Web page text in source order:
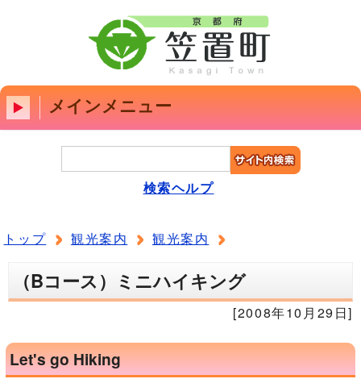
メインメニュー
検索ヘルプ
トップ 観光案内 観光案内
（Bコース）ミニハイキング
[2008年10月29日]
Let's go Hiking